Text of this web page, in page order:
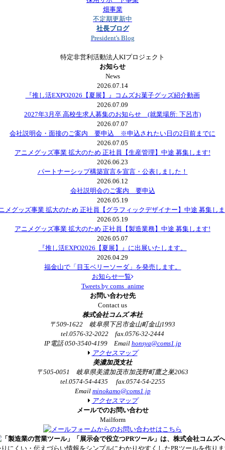
畑事業
不定期更新中
社長ブログ
President's Blog
特定非営利活動法人KIプロジェクト
お知らせ
News
2026.07.14
『推し活EXPO2026【夏展】』コムズお菓子グッズ紹介動画
2026.07.09
2027年3月卒 高校生求人募集のお知らせ (就業場所: 下呂市)
2026.07.07
会社説明会・面接のご案内 要申込 ※申込されたい日の2日前までに
2026.07.05
アニメグッズ事業 拡大のため 正社員【生産管理】中途 募集します!
2026.06.23
パートナーシップ構築宣言を宣言・公表しました！
2026.06.12
会社説明会のご案内 要申込
2026.05.19
メグッズ事業 拡大のため 正社員【グラフィックデザイナー】中途 募集し
2026.05.19
アニメグッズ事業 拡大のため 正社員【製造業務】中途 募集します!
2026.05.07
『推し活EXPO2026【夏展】』に出展いたします。
2026.04.29
福金山で「目玉ベリーソーダ」を発売します。
お知らせ一覧
Tweets by coms_anime
お問い合わせ先
Contact us
株式会社コムズ 本社
〒509-1622 岐阜県下呂市金山町金山1993
tel.0576-32-2022 fax.0576-32-2444
IP電話 050-3540-4199 Email honsya@coms1.jp
アクセスマップ
美濃加茂支社
〒505-0051 岐阜県美濃加茂市加茂野町鷹之巣2063
tel.0574-54-4435 fax.0574-54-2255
Email minokamo@coms1.jp
アクセスマップ
メールでのお問い合わせ
Mailform
にくい・伝えづらい情報をシンプルにわかりやすくしたPRツールを作り